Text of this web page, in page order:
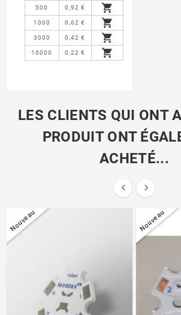
500 0,92 € 
1000 0,62 € 
3000 0,42 € 
10000 0,22 € 
LES CLIENTS QUI ONT
PRODUIT ONT
ACHETÉ...
 
Nouveau Nouveau